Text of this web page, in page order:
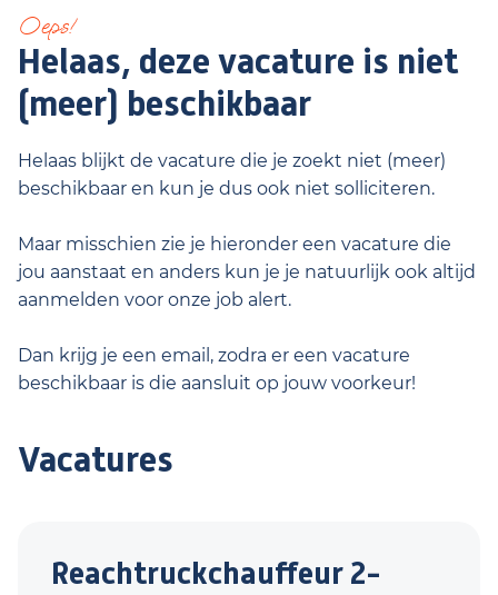
Oeps!
Helaas, deze vacature is niet
(meer) beschikbaar
Helaas blijkt de vacature die je zoekt niet (meer)
beschikbaar en kun je dus ook niet solliciteren.
Maar misschien zie je hieronder een vacature die
jou aanstaat en anders kun je je natuurlijk ook altijd
aanmelden voor onze job alert.
Dan krijg je een email, zodra er een vacature
beschikbaar is die aansluit op jouw voorkeur!
Vacatures
Reachtruckchauffeur 2-